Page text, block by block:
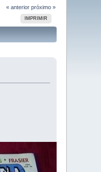
« anterior próximo »
IMPRIMIR